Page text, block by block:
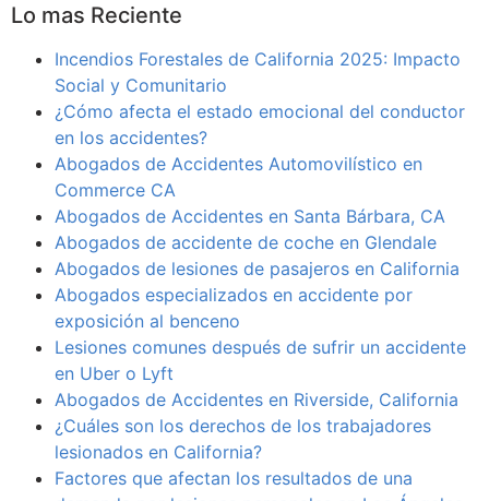
Lo mas Reciente
Incendios Forestales de California 2025: Impacto
Social y Comunitario
¿Cómo afecta el estado emocional del conductor
en los accidentes?
Abogados de Accidentes Automovilístico en
Commerce CA
Abogados de Accidentes en Santa Bárbara, CA
Abogados de accidente de coche en Glendale
Abogados de lesiones de pasajeros en California
Abogados especializados en accidente por
exposición al benceno
Lesiones comunes después de sufrir un accidente
en Uber o Lyft
Abogados de Accidentes en Riverside, California
¿Cuáles son los derechos de los trabajadores
lesionados en California?
Factores que afectan los resultados de una